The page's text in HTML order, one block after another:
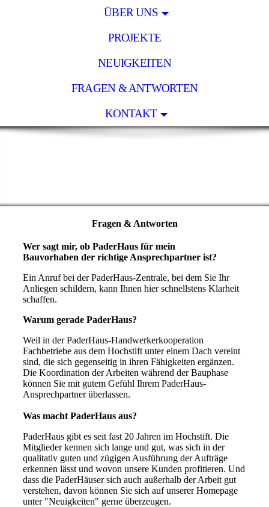
ÜBER UNS
PROJEKTE
NEUIGKEITEN
FRAGEN & ANTWORTEN
KONTAKT
Fragen & Antworten
Wer sagt mir, ob PaderHaus für mein
Bauvorhaben der richtige Ansprechpartner ist?
Ein Anruf bei der PaderHaus-Zentrale, bei dem Sie Ihr
Anliegen schildern, kann Ihnen hier schnellstens Klarheit
schaffen.
Warum gerade PaderHaus?
Weil in der PaderHaus-Handwerkerkooperation
Fachbetriebe aus dem Hochstift unter einem Dach vereint
sind, die sich gegenseitig in ihren Fähigkeiten ergänzen.
Die Koordination der Arbeiten während der Bauphase
können Sie mit gutem Gefühl Ihrem PaderHaus-
Ansprechpartner überlassen.
Was macht PaderHaus aus?
PaderHaus gibt es seit fast 20 Jahren im Hochstift. Die
Mitglieder kennen sich lange und gut, was sich in der
qualitativ guten und zügigen Ausführung der Aufträge
erkennen lässt und wovon unsere Kunden profitieren. Und
dass die PaderHäuser sich auch außerhalb der Arbeit gut
verstehen, davon können Sie sich auf unserer Homepage
unter "Neuigkeiten" gerne überzeugen.